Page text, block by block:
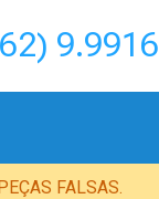
FALSAS.